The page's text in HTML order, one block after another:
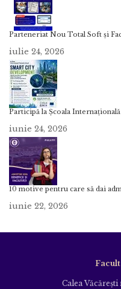
Parteneriat Nou Total Soft și
iulie 24, 2026
Participă la Școala
iunie 24, 2026
10 motive pentru care să dai
iunie 22, 2026
Calea Văcăreşti